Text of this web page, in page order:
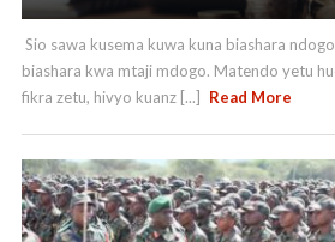
Sio sawa kusema kuwa kuna biashara
biashara kwa mtaji mdogo. Matendo yetu
fikra zetu, hivyo kuanz [...]
Read More